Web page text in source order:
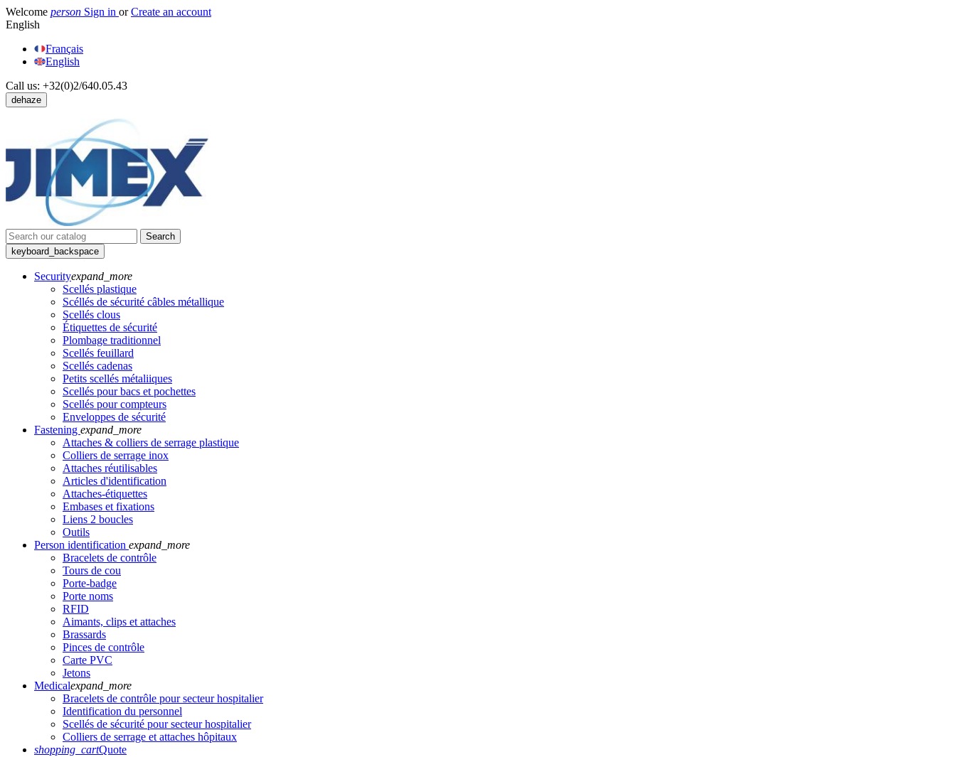
Welcome person Sign in or Create an account
English
Français
English
Call us: +32(0)2/640.05.43
dehaze
Search
keyboard_backspace
Securityexpand_more
Scellés plastique
Scéllés de sécurité câbles métallique
Scellés clous
Étiquettes de sécurité
Plombage traditionnel
Scellés feuillard
Scellés cadenas
Petits scellés métaliiques
Scellés pour bacs et pochettes
Scellés pour compteurs
Enveloppes de sécurité
Fastening expand_more
Attaches & colliers de serrage plastique
Colliers de serrage inox
Attaches réutilisables
Articles d'identification
Attaches-étiquettes
Embases et fixations
Liens 2 boucles
Outils
Person identification expand_more
Bracelets de contrôle
Tours de cou
Porte-badge
Porte noms
RFID
Aimants, clips et attaches
Brassards
Pinces de contrôle
Carte PVC
Jetons
Medicalexpand_more
Bracelets de contrôle pour secteur hospitalier
Identification du personnel
Scellés de sécurité pour secteur hospitalier
Colliers de serrage et attaches hôpitaux
shopping_cartQuote